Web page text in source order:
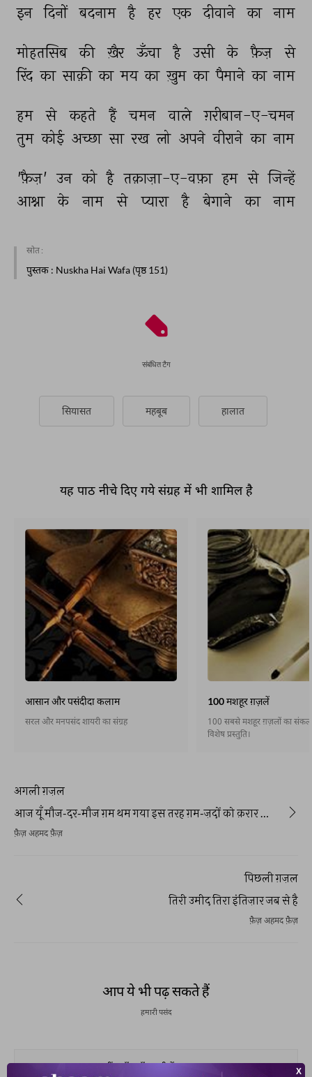
इन
दिनों बदनाम है हर एक दीवाने का नाम
मोहतसिब की ख़ैर ऊँचा है उसी के फ़ैज़
से
रिंद का साक़ी का मय का ख़ुम का पैमाने का नाम
हम से कहते हैं चमन वाले
ग़रीबान-ए-चमन
तुम कोई अच्छा सा रख लो अपने वीराने का नाम
'फ़ैज़' उन को है तक़ाज़ा-ए-वफ़ा हम से जिन्हें
आश्ना
के नाम से प्यारा है बेगाने का नाम
स्रोत :
पुस्तक : Nuskha Hai Wafa (पृष्ठ 151)
संबंधित टैग
सियासत महबूब हालात
यह पाठ नीचे दिए गये संग्रह में भी शामिल है
आसान और पसंदीदा कलाम
सरल और मनपसंद शायरी का संग्रह
100 मशहूर ग़ज़लें
100 सबसे मशहूर ग़ज़लों का
विशेष प्रस्तुति।
अगली ग़ज़ल
आज यूँ मौज-दर-मौज ग़म थम गया इस तरह ग़म-ज़दों को क़रार आ गया
फ़ैज़ अहमद फ़ैज़
पिछली ग़ज़ल
तिरी उमीद तिरा इंतिज़ार जब से है
फ़ैज़ अहमद फ़ैज़
आप ये भी पढ़ सकते हैं
हमारी पसंद
चहार सम्त कहीं दाएँ बाएँ लगती हैं